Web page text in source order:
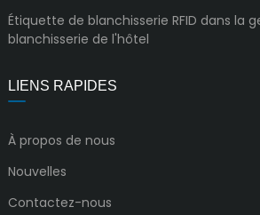
Étiquette de blanchisserie RFID dans la
blanchisserie de l'hôtel
LIENS RAPIDES
À propos de nous
Nouvelles
Contactez-nous